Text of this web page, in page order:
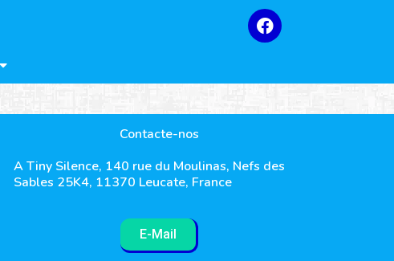
Contacte-nos
A Tiny Silence, 140 rue du Moulinas, Nefs des
Sables 25K4, 11370 Leucate, France
E-Mail